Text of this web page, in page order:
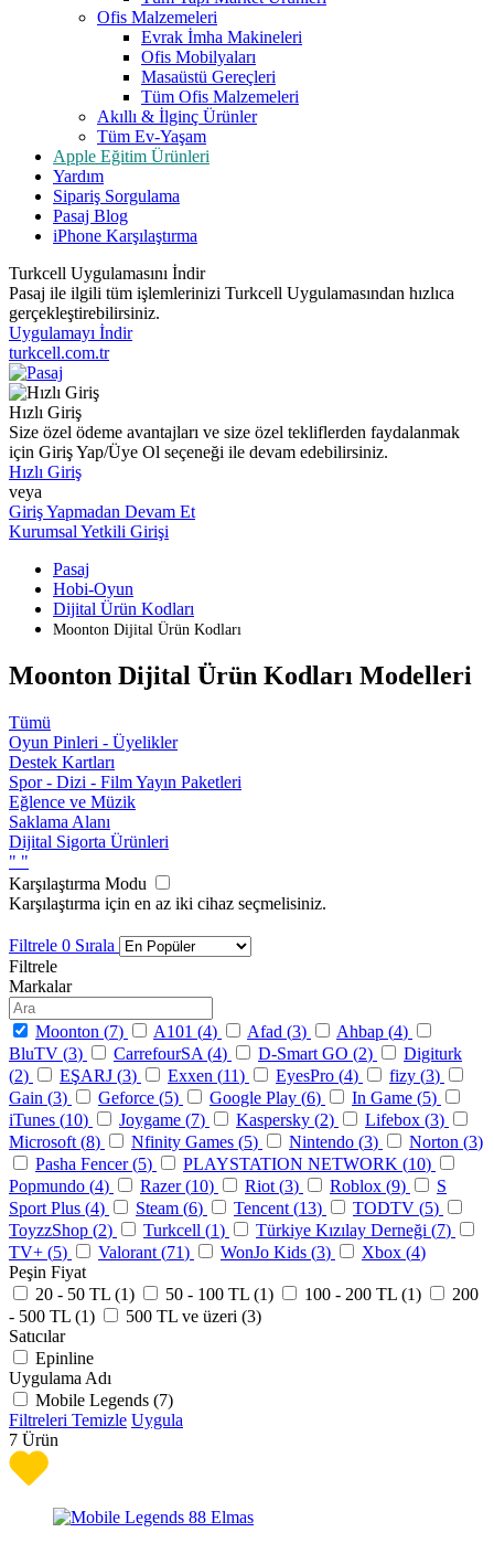
Ofis Malzemeleri
Evrak İmha Makineleri
Ofis Mobilyaları
Masaüstü Gereçleri
Tüm Ofis Malzemeleri
Akıllı & İlginç Ürünler
Tüm Ev-Yaşam
Apple Eğitim Ürünleri
Yardım
Sipariş Sorgulama
Pasaj Blog
iPhone Karşılaştırma
Turkcell Uygulamasını İndir
Pasaj ile ilgili tüm işlemlerinizi Turkcell Uygulamasından hızlıca
gerçekleştirebilirsiniz.
Uygulamayı İndir
turkcell.com.tr
Hızlı Giriş
Size özel ödeme avantajları ve size özel tekliflerden faydalanmak
için Giriş Yap/Üye Ol seçeneği ile devam edebilirsiniz.
Hızlı Giriş
veya
Giriş Yapmadan Devam Et
Kurumsal Yetkili Girişi
Pasaj
Hobi-Oyun
Dijital Ürün Kodları
Moonton Dijital Ürün Kodları
Moonton Dijital Ürün Kodları Modelleri
Tümü
Oyun Pinleri - Üyelikler
Destek Kartları
Spor - Dizi - Film Yayın Paketleri
Eğlence ve Müzik
Saklama Alanı
Dijital Sigorta Ürünleri
" "
Karşılaştırma Modu
Karşılaştırma için en az iki cihaz seçmelisiniz.
Filtrele 0 Sırala
Filtrele
Markalar
Moonton (7) A101 (4) Afad (3) Ahbap (4)
BluTV (3) CarrefourSA (4) D-Smart GO (2)
Digiturk
(2) EŞARJ (3) Exxen (11) EyesPro (4) fizy (3)
Gain (3) Geforce (5) Google Play (6) In Game (5)
iTunes (10) Joygame (7) Kaspersky (2) Lifebox (3)
Microsoft (8) Nfinity Games (5) Nintendo (3) Norton (3)
Pasha Fencer (5) PLAYSTATION NETWORK (10)
Popmundo (4) Razer (10) Riot (3) Roblox (9)
S
Sport Plus (4) Steam (6) Tencent (13) TODTV (5)
ToyzzShop (2) Turkcell (1) Türkiye Kızılay Derneği (7)
TV+ (5) Valorant (71) WonJo Kids (3) Xbox (4)
Peşin Fiyat
20 - 50 TL (1) 50 - 100 TL (1) 100 - 200 TL (1)
200
- 500 TL (1) 500 TL ve üzeri (3)
Satıcılar
Epinline
Uygulama Adı
Mobile Legends (7)
Filtreleri Temizle Uygula
7 Ürün